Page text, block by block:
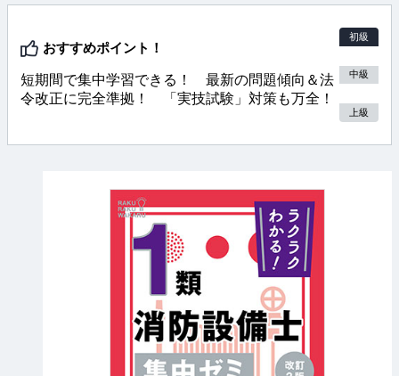
おすすめポイント！
短期間で集中学習できる！ 最新の問題傾向＆法
令改正に完全準拠！ 「実技試験」対策も万全！
初級
中級
上級